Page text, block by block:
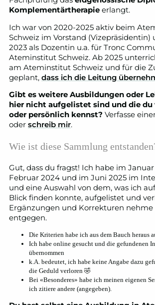
Komplementärtherapie erlangt.
Ich war von 2020-2025 aktiv beim
Schweiz im Vorstand (Vizepräsidentin)
2023 als Dozentin u.a. für Tronc
Ateminstitut Schweiz. Ab 2025
am Ateminstitut Schweiz und für die
geplant, dass ich die Leitung
Gibt es weitere Ausbildungen oder
hier nicht aufgelistet sind und die
oder persönlich kennst? Verfasse
oder schreib mir.
Wie ist diese Sammlung
Gut, dass du fragst! Ich habe im
Februar 2024 und im Juni 2025 im
und eine Auswahl von dem, was ich
Blick finden konnte, aufgelistet und
Ergänzungen und Korrekturen nehme
entgegen.
Die Kriterien habe ich aus dem Bauch heraus
Ich habe online gesucht und die gefundenen
übernommen
k.A. bedeutet, ich habe keine Angabe dazu
die Geduld verloren 🤣
Bei «Besonderes» habe ich meinen eigenen
ich zitiere andere (angegeben).